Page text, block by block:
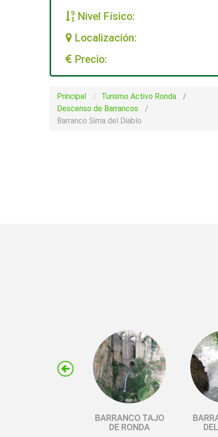
Nivel Físico:
Localización:
Precio:
Principal Turismo Activo Ronda
/
Descenso de Barrancos
/
Barranco Sima del Diablo
BARRANCO TAJO
DE RONDA